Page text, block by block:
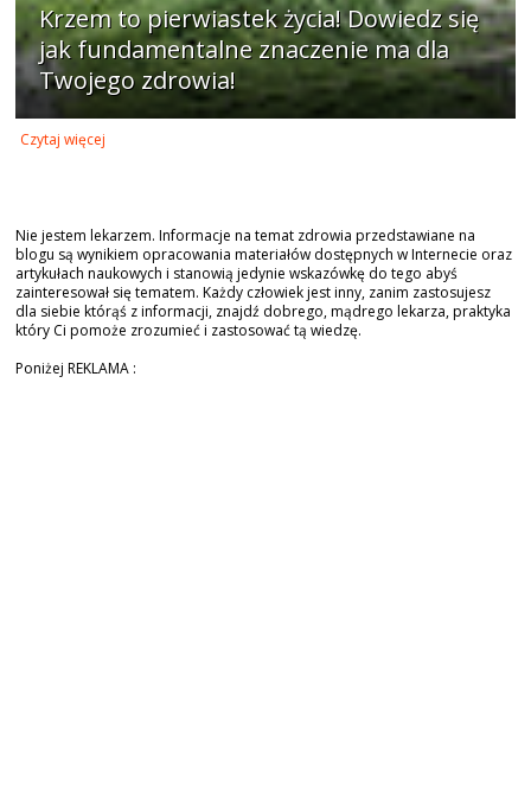
Krzem to pierwiastek życia! Dowiedz się
jak fundamentalne znaczenie ma dla
Twojego zdrowia!
Czytaj więcej
Nie jestem lekarzem. Informacje na temat zdrowia przedstawiane na
blogu są wynikiem opracowania materiałów dostępnych w Internecie oraz
artykułach naukowych i stanowią jedynie wskazówkę do tego abyś
zainteresował się tematem. Każdy człowiek jest inny, zanim zastosujesz
dla siebie którąś z informacji, znajdź dobrego, mądrego lekarza, praktyka
który Ci pomoże zrozumieć i zastosować tą wiedzę.
Poniżej REKLAMA :